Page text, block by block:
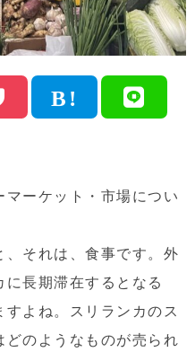
ーケット・市場につい
それは、食事です。外
長期滞在するとなる
よね。スリランカのス
のようなものが売られ